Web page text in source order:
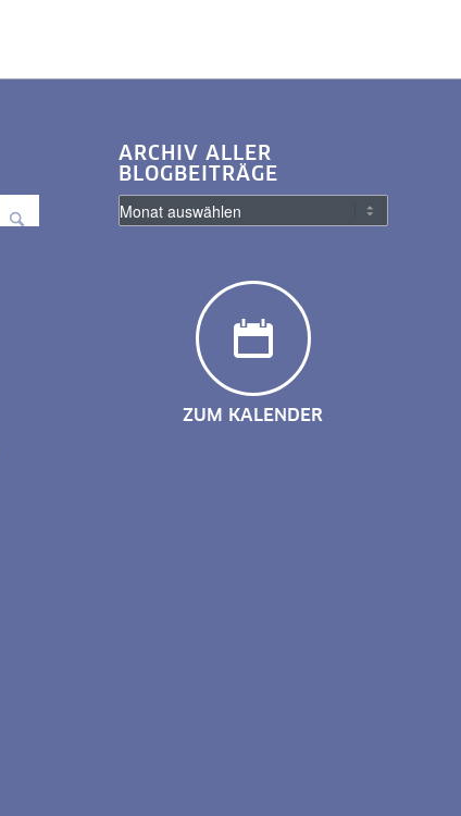
ARCHIV ALLER
BLOGBEITRÄGE
ZUM KALENDER